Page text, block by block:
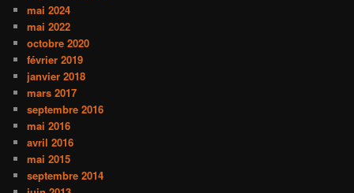
mai 2024
mai 2022
octobre 2020
février 2019
janvier 2018
mars 2017
septembre 2016
mai 2016
avril 2016
mai 2015
septembre 2014